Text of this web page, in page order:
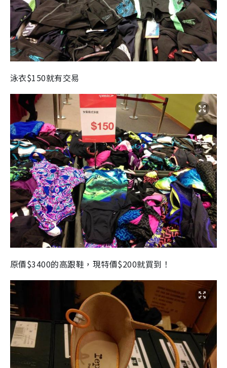
泳衣$150就有交易
原價$3400的高跟鞋，現特價$200就買到！